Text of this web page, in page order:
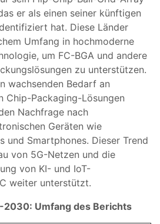
er als einen seiner künftigen
hat. Diese Länder
Umfang in hochmoderne
um FC-BGA und andere
zu unterstützen.
wachsenden Bedarf an
Chip-Packaging-Lösungen
Nachfrage nach
Geräten wie
und Smartphones. Dieser Trend
von 5G-Netzen und die
von KI- und IoT-
weiter unterstützt.
2030: Umfang des Berichts